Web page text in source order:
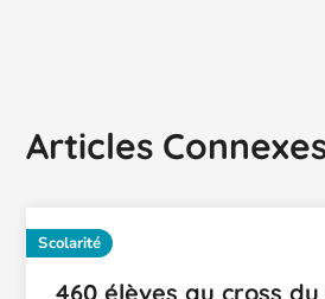
Articles
Scolarité
460 élèves au cross